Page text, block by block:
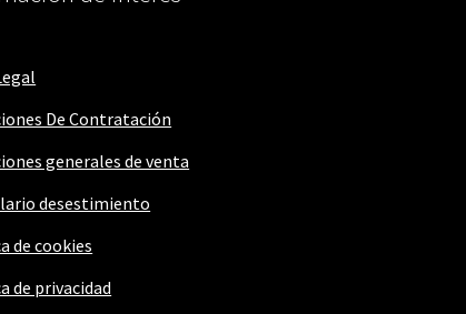
De Contratación
generales de venta
desestimiento
de cookies
de privacidad